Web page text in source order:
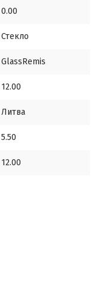
0.00
Стекло
GlassRemis
12.00
Литва
5.50
12.00